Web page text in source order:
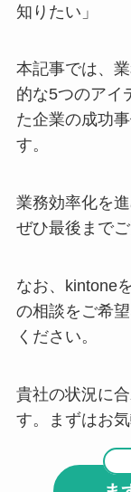
知りたい」
本記事では、
的な5つのアイ
た企業の成功
す。
業務効率化を
ぜひ最後までご
なお、kintone
の相談をご希
ください。
貴社の状況に
す。まずはお